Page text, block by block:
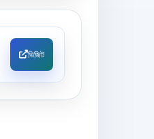
ভিজিট